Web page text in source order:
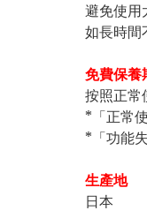
避免使用
如長時間
免費保養
按照正常
*「正常
*「功能
生產地
日本